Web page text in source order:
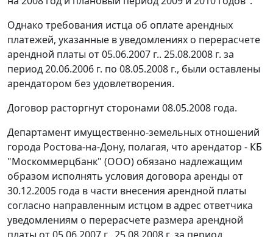
Однако требования истца об оплате арендных
платежей, указанные в уведомлениях о перерасчете
арендной платы от 05.06.2007 г.. 25.08.2008 г. за
период 20.06.2006 г. по 08.05.2008 г., были оставлены
арендатором без удовлетворения.
Договор расторгнут сторонами 08.05.2008 года.
Департамент имущественно-земельных отношений
города Ростова-на-Дону, полагая, что арендатор - КБ
"Москоммерцбанк" (ООО) обязано надлежащим
образом исполнять условия договора аренды от
30.12.2005 года в части внесения арендной платы
согласно направленным истцом в адрес ответчика
уведомлениям о перерасчете размера арендной